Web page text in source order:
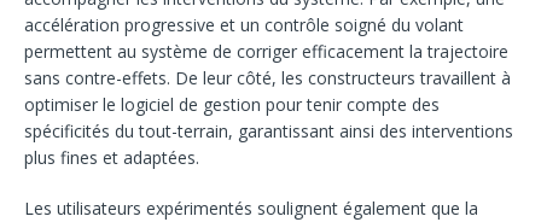
accélération progressive et un contrôle soigné du volant
permettent au système de corriger efficacement la trajectoire
sans contre-effets. De leur côté, les constructeurs travaillent à
optimiser le logiciel de gestion pour tenir compte des
spécificités du tout-terrain, garantissant ainsi des interventions
plus fines et adaptées.
Les utilisateurs expérimentés soulignent également que la